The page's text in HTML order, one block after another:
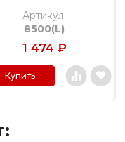
Артикул:
8500(L)
1 474 ₽
Купить